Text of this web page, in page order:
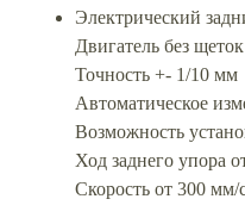
Электрический
Двигатель без щеток
Точность +- 1/10 мм
Автоматическое
Возможность
Ход заднего упора
Скорость от 300